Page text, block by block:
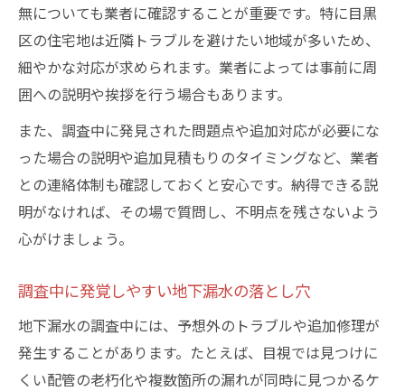
無についても業者に確認することが重要です。特に目黒
区の住宅地は近隣トラブルを避けたい地域が多いため、
細やかな対応が求められます。業者によっては事前に周
囲への説明や挨拶を行う場合もあります。
また、調査中に発見された問題点や追加対応が必要にな
った場合の説明や追加見積もりのタイミングなど、業者
との連絡体制も確認しておくと安心です。納得できる説
明がなければ、その場で質問し、不明点を残さないよう
心がけましょう。
調査中に発覚しやすい地下漏水の落とし穴
地下漏水の調査中には、予想外のトラブルや追加修理が
発生することがあります。たとえば、目視では見つけに
くい配管の老朽化や複数箇所の漏れが同時に見つかるケ